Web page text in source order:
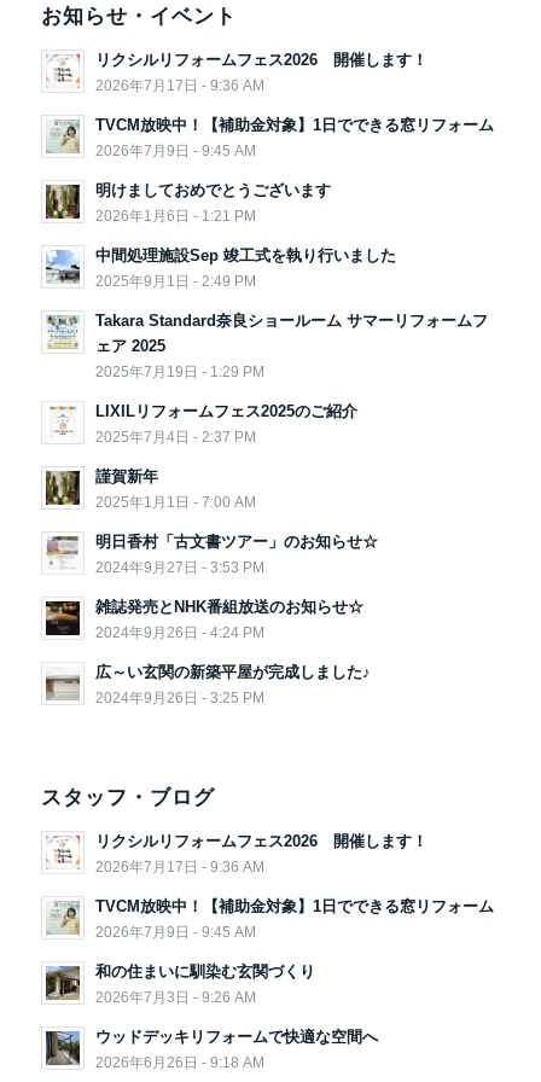
お知らせ・イベント
リクシルリフォームフェス2026 開催します！
2026年7月17日 - 9:36 AM
TVCM放映中！【補助金対象】1日でできる窓リフォーム
2026年7月9日 - 9:45 AM
明けましておめでとうございます
2026年1月6日 - 1:21 PM
中間処理施設Sep 竣工式を執り行いました
2025年9月1日 - 2:49 PM
Takara Standard奈良ショールーム サマーリフォームフ
ェア 2025
2025年7月19日 - 1:29 PM
LIXILリフォームフェス2025のご紹介
2025年7月4日 - 2:37 PM
謹賀新年
2025年1月1日 - 7:00 AM
明日香村「古文書ツアー」のお知らせ☆
2024年9月27日 - 3:53 PM
雑誌発売とNHK番組放送のお知らせ☆
2024年9月26日 - 4:24 PM
広～い玄関の新築平屋が完成しました♪
2024年9月26日 - 3:25 PM
スタッフ・ブログ
リクシルリフォームフェス2026 開催します！
2026年7月17日 - 9:36 AM
TVCM放映中！【補助金対象】1日でできる窓リフォーム
2026年7月9日 - 9:45 AM
和の住まいに馴染む玄関づくり
2026年7月3日 - 9:26 AM
ウッドデッキリフォームで快適な空間へ
2026年6月26日 - 9:18 AM